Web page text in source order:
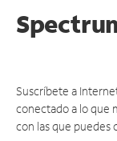
Suscríbete a
conectado a lo que
con las que puedes